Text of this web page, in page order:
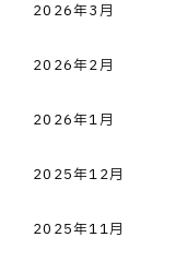
2026年3月
2026年2月
2026年1月
2025年12月
2025年11月